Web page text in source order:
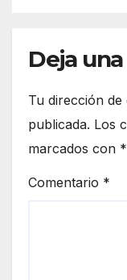
Deja
Tu dirección
publicada. Los
marcados con *
Comentario *